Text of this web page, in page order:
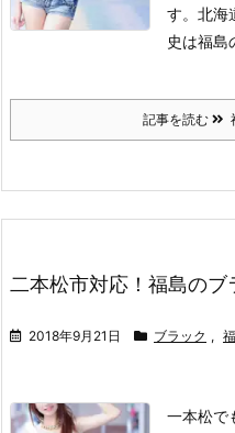
す。 北海
史は福島
記事を読む
二本松市対応！福島のブ
2018年9月21日 ブラック ,
一本松で